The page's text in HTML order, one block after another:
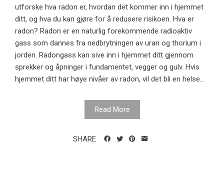
utforske hva radon er, hvordan det kommer inn i hjemmet
ditt, og hva du kan gjøre for å redusere risikoen. Hva er
radon? Radon er en naturlig forekommende radioaktiv
gass som dannes fra nedbrytningen av uran og thorium i
jorden. Radongass kan sive inn i hjemmet ditt gjennom
sprekker og åpninger i fundamentet, vegger og gulv. Hvis
hjemmet ditt har høye nivåer av radon, vil det bli en helse...
Read More
SHARE